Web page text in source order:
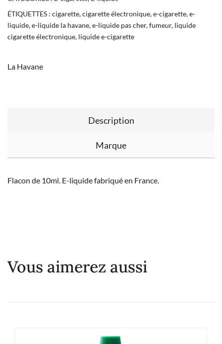
ÉTIQUETTES : cigarette,cigarette électronique,e-cigarette,e-
liquide,e-liquide la havane,e-liquide pas cher,fumeur, liquide
cigarette électronique, liquide e-cigarette
La Havane
Description
Marque
Flacon de 10ml. E-liquide fabriqué en France.
Vous aimerez aussi